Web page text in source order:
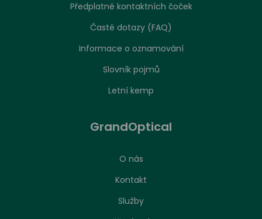
Předplatné kontaktních čoček
Časté dotazy (FAQ)
Informace o oznamování
Slovník pojmů
Letní kemp
GrandOptical
O nás
Kontakt
Služby